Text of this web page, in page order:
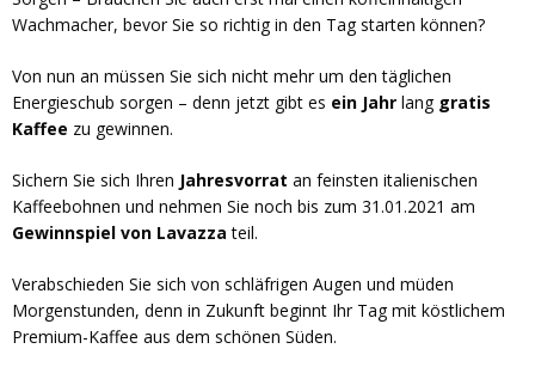
Wachmacher, bevor Sie so richtig in den Tag starten können?
Von nun an müssen Sie sich nicht mehr um den täglichen
Energieschub sorgen – denn jetzt gibt es ein Jahr lang gratis
Kaffee zu gewinnen.
Sichern Sie sich Ihren Jahresvorrat an feinsten italienischen
Kaffeebohnen und nehmen Sie noch bis zum 31.01.2021 am
Gewinnspiel von Lavazza teil.
Verabschieden Sie sich von schläfrigen Augen und müden
Morgenstunden, denn in Zukunft beginnt Ihr Tag mit köstlichem
Premium-Kaffee aus dem schönen Süden.